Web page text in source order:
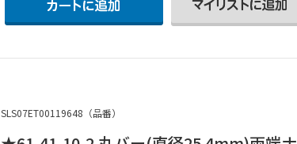
SLS07ET00119648（品番）